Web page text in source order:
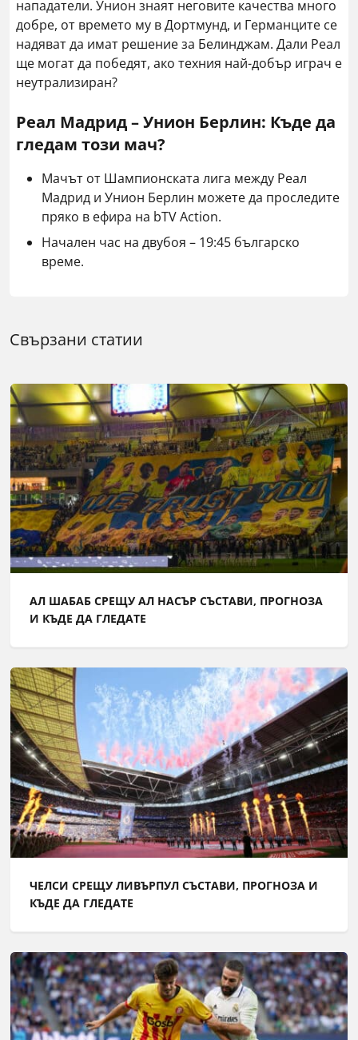
нападатели. Унион знаят неговите качества много
добре, от времето му в Дортмунд, и Германците се
надяват да имат решение за Белинджам. Дали Реал
ще могат да победят, ако техния най-добър играч е
неутрализиран?
Реал Мадрид – Унион Берлин: Къде да
гледам този мач?
Мачът от Шампионската лига между Реал
Мадрид и Унион Берлин можете да проследите
пряко в ефира на bTV Action.
Начален час на двубоя – 19:45 българско
време.
Свързани статии
АЛ ШАБАБ СРЕЩУ АЛ НАСЪР СЪСТАВИ, ПРОГНОЗА
И КЪДЕ ДА ГЛЕДАТЕ
ЧЕЛСИ СРЕЩУ ЛИВЪРПУЛ СЪСТАВИ, ПРОГНОЗА И
КЪДЕ ДА ГЛЕДАТЕ